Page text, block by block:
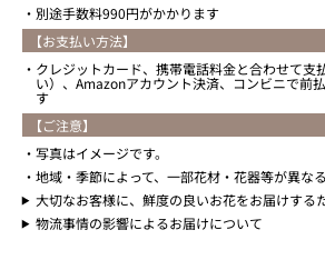
別途手数料990円がかかります
【お支払い方法】
クレジットカード、携帯電話料金と合わせて支
い）、Amazonアカウント決済、コンビニで前
す
【ご注意】
写真はイメージです。
地域・季節によって、一部花材・花器等が異な
大切なお客様に、鮮度の良いお花をお届けする
物流事情の影響によるお届けについて